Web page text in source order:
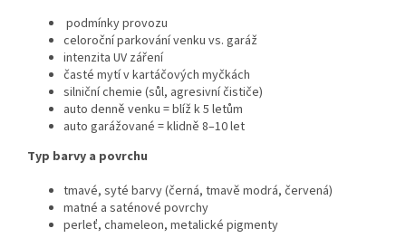
podmínky provozu
celoroční parkování venku vs. garáž
intenzita UV záření
časté mytí v kartáčových myčkách
silniční chemie (sůl, agresivní čističe)
auto denně venku = blíž k 5 letům
auto garážované = klidně 8–10 let
Typ barvy a povrchu
tmavé, syté barvy (černá, tmavě modrá, červená)
matné a saténové povrchy
perleť, chameleon, metalické pigmenty